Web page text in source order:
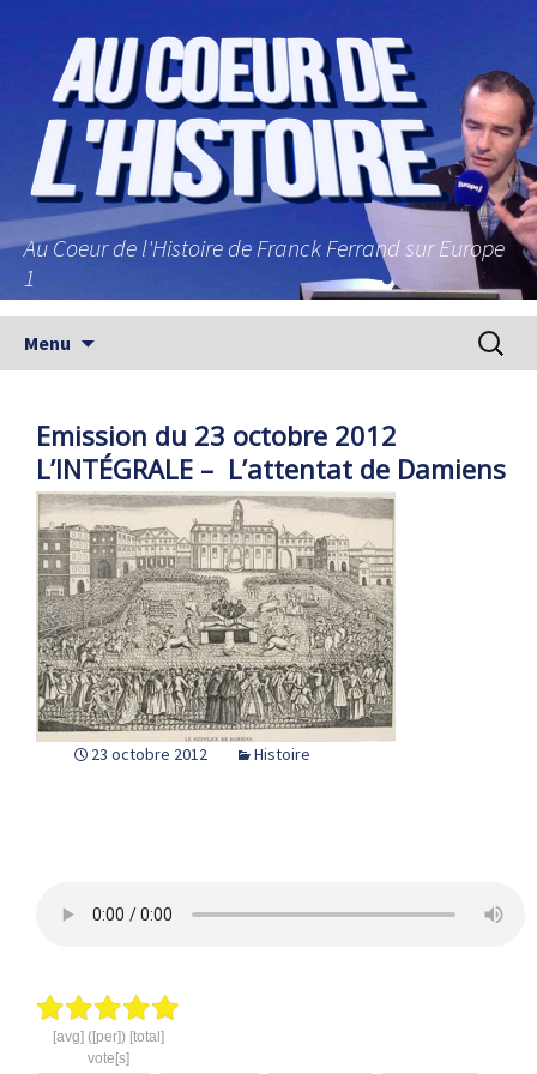
Au Coeur de l'Histoire de Franck Ferrand sur Europe
1
Menu
Emission du 23 octobre 2012
L’INTÉGRALE – L’attentat de Damiens
23 octobre 2012 Histoire
[avg] ([per]) [total]
vote[s]